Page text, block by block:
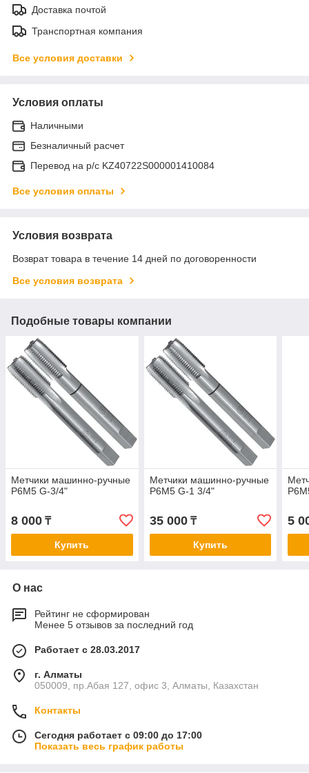
Доставка почтой
Транспортная компания
Все условия доставки
Условия оплаты
Наличными
Безналичный расчет
Перевод на р/с KZ40722S000001410084
Все условия оплаты
Условия возврата
Возврат товара в течение 14 дней по договоренности
Все условия возврата
Подобные товары компании
Метчики машинно-ручные
Р6М5 G-3/4"
8 000 ₸
Купить
Метчики машинно-ручные
Р6М5 G-1 3/4"
35 000₸
Купить
5
О нас
Рейтинг не сформирован
Менее 5 отзывов за последний год
Работает с 28.03.2017
г. Алматы
050009, пр.Абая 127, офис 3, Алматы, Казахстан
Контакты
Сегодня работает с 09:00 до 17:00
Показать весь график работы